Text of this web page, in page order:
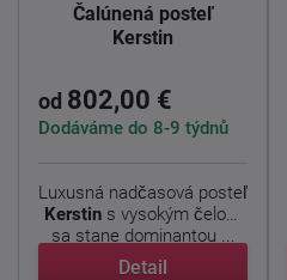
Čalúnená posteľ
Kerstin
od 802,00 €
Dodáváme do 8-9 týdnů
Luxusná nadčasová posteľ
Kerstin s vysokým čelom
sa stane dominantou ...
Detail